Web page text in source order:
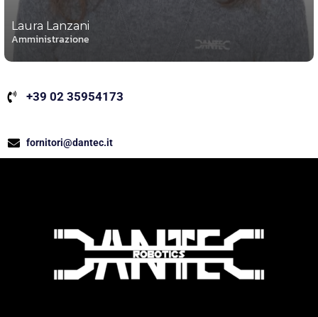
Laura Lanzani
Amministrazione
+39 02 35954173
fornitori@dantec.it